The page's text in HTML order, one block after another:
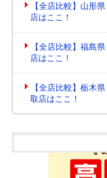
【全店比較】山形
店はここ！
【全店比較】福島
店はここ！
【全店比較】栃木
取店はここ！